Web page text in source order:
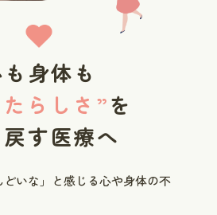
身体も
らしさ”を
す医療へ
いな」と感じる心や身体の不